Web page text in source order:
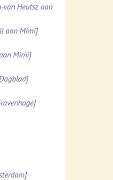
van Heutsz aan
aan Mimi]
Mimi]